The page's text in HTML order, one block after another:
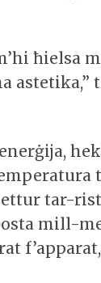
ħielsa
astetika,”
tar-
mill-